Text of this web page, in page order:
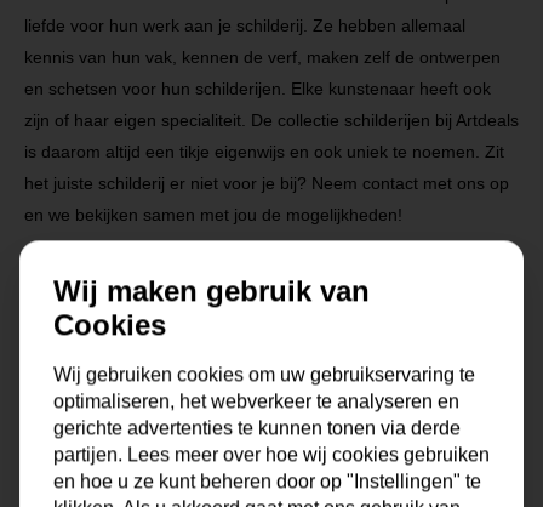
liefde voor hun werk aan je schilderij. Ze hebben allemaal
kennis van hun vak, kennen de verf, maken zelf de ontwerpen
en schetsen voor hun schilderijen. Elke kunstenaar heeft ook
zijn of haar eigen specialiteit. De collectie schilderijen bij Artdeals
is daarom altijd een tikje eigenwijs en ook uniek te noemen. Zit
het juiste schilderij er niet voor je bij? Neem contact met ons op
en we bekijken samen met jou de mogelijkheden!
Na je bestelling gaat onze kunstenaar voor je aan de slag.
Gratis verzending vanaf €99,95!
Specificaties
Maat 0x0x0 cm
Wij maken gebruik van
Cookies
Wij gebruiken cookies om uw gebruikservaring te
optimaliseren, het webverkeer te analyseren en
gerichte advertenties te kunnen tonen via derde
partijen. Lees meer over hoe wij cookies gebruiken
en hoe u ze kunt beheren door op "Instellingen" te